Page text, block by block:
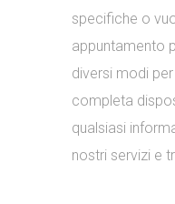
specifiche o
appuntamento
diversi modi
completa
qualsiasi
nostri servizi e